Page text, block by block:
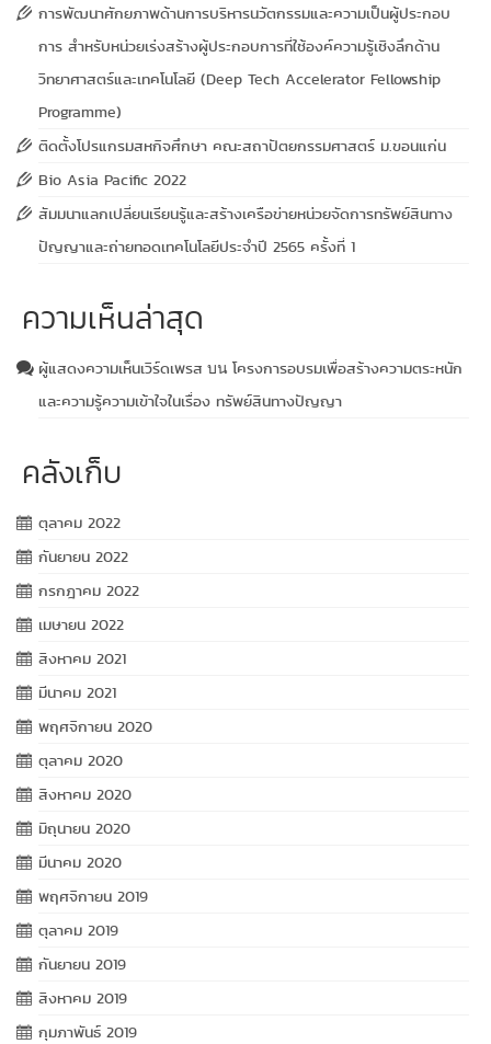
การพัฒนาศักยภาพด้านการบริหารนวัตกรรมและความเป็นผู้ประกอบ
การ สำหรับหน่วยเร่งสร้างผู้ประกอบการที่ใช้องค์ความรู้เชิงลึกด้าน
วิทยาศาสตร์และเทคโนโลยี (Deep Tech Accelerator Fellowship
Programme)
ติดตั้งโปรแกรมสหกิจศึกษา คณะสถาปัตยกรรมศาสตร์ ม.ขอนแก่น
Bio Asia Pacific 2022
สัมมนาแลกเปลี่ยนเรียนรู้และสร้างเครือข่ายหน่วยจัดการทรัพย์สินทาง
ปัญญาและถ่ายทอดเทคโนโลยีประจำปี 2565 ครั้งที่ 1
ความเห็นล่าสุด
ผู้แสดงความเห็นเวิร์ดเพรส บน โครงการอบรมเพื่อสร้างความตระหนัก
และความรู้ความเข้าใจในเรื่อง ทรัพย์สินทางปัญญา
คลังเก็บ
ตุลาคม 2022
กันยายน 2022
กรกฎาคม 2022
เมษายน 2022
สิงหาคม 2021
มีนาคม 2021
พฤศจิกายน 2020
ตุลาคม 2020
สิงหาคม 2020
มิถุนายน 2020
มีนาคม 2020
พฤศจิกายน 2019
ตุลาคม 2019
กันยายน 2019
สิงหาคม 2019
กุมภาพันธ์ 2019